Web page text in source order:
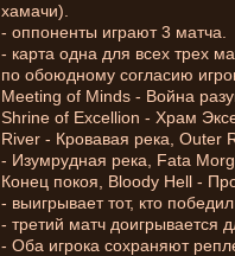
хамачи).
- оппоненты играют 3 матча.
- карта одна для всех трех
по обоюдному согласию
Meeting of Minds - Война
Shrine of Excellion - Храм
River - Кровавая река,
- Изумрудная река, Fata
Конец покоя, Bloody Hell -
- выигрывает тот, кто
- третий матч доигрывается
- Оба игрока сохраняют